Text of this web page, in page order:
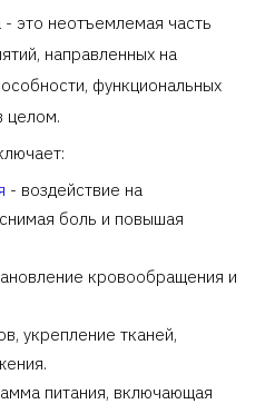
это неотъемлемая часть
направленных на
функциональных
целом.
- воздействие на
боль и повышая
кровообращения и
укрепление тканей,
питания, включающая